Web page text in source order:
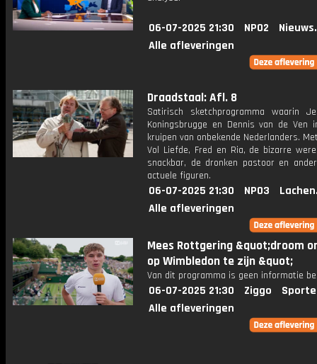
06-07-2025 21:30 NPO2
Alle afleveringen
Draadstaal: Afl. 8
Satirisch sketchprogramma waarin
Koningsbrugge en Dennis van de Ven
kruipen van onbekende Nederlanders.
Vol Liefde, Fred en Ria, de bizarre
snackbar, de dronken pastoor en
actuele figuren.
06-07-2025 21:30 NPO3
Alle afleveringen
Mees Rottgering &quot;droom
op Wimbledon te zijn &quot;
Van dit programma is geen informatie
06-07-2025 21:30 Ziggo
Alle afleveringen